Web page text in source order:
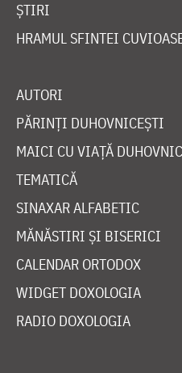
ȘTIRI
HRAMUL SFINTEI
AUTORI
PĂRINȚI DUHOVNICEȘTI
MAICI CU VIAȚĂ
TEMATICĂ
SINAXAR ALFABETIC
MĂNĂSTIRI ȘI BISERICI
CALENDAR ORTODOX
WIDGET DOXOLOGIA
RADIO DOXOLOGIA